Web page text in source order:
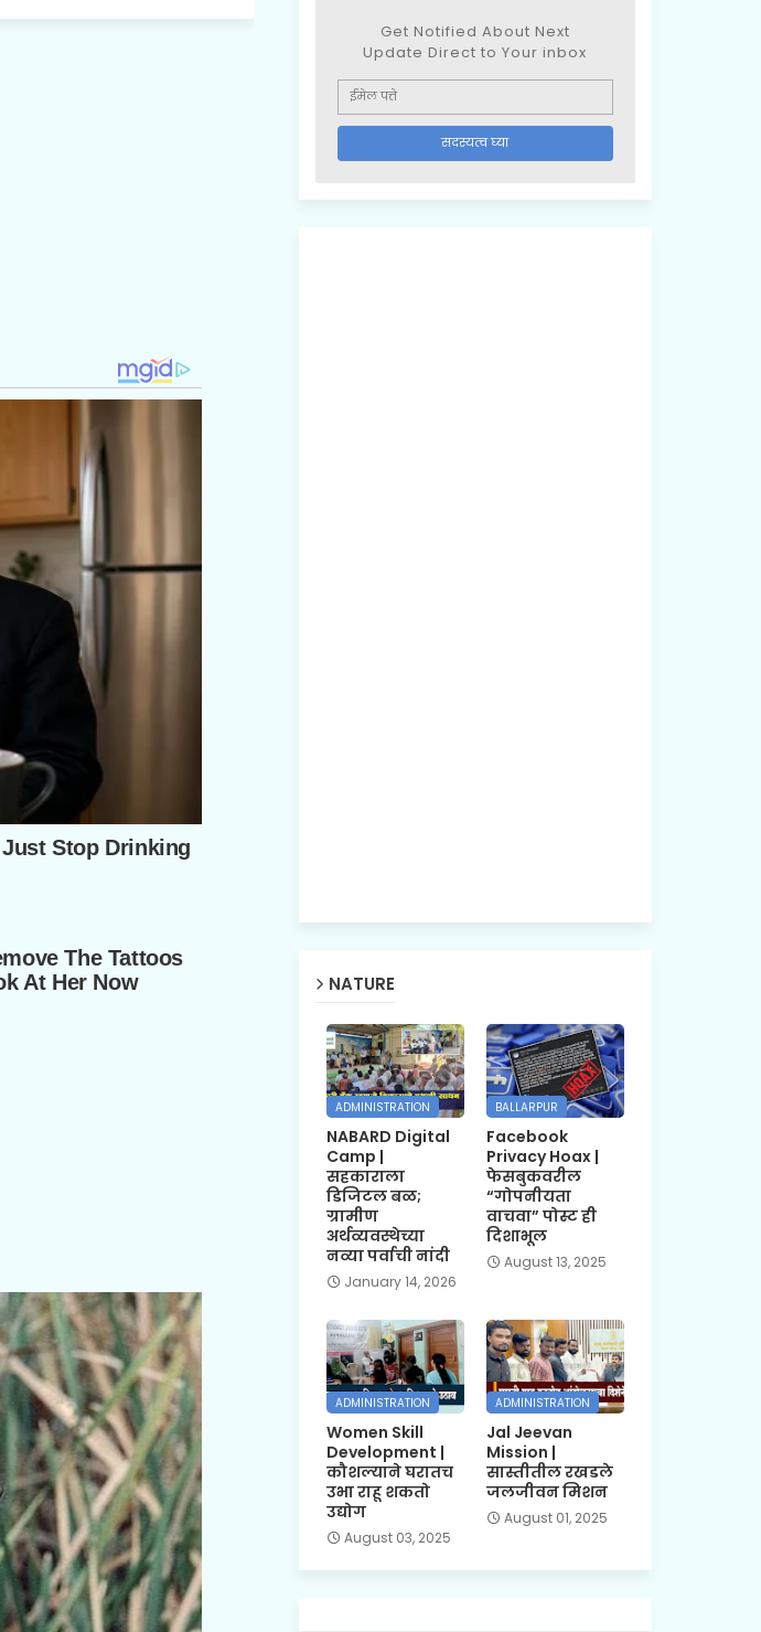
Get Notified About Next
Update Direct to Your inbox
NATURE
ADMINISTRATION
NABARD Digital
Camp |
सहकाराला
डिजिटल बळ;
ग्रामीण
अर्थव्यवस्थेच्या
नव्या पर्वाची नांदी
January 14, 2026
BALLARPUR
Facebook
Privacy Hoax |
फेसबुकवरील
“गोपनीयता
वाचवा” पोस्ट ही
दिशाभूल
August 13, 2025
ADMINISTRATION
Women Skill
Development |
कौशल्याने घरातच
उभा राहू शकतो
उद्योग
August 03, 2025
ADMINISTRATION
Jal Jeevan
Mission |
सास्तीतील रखडले
जलजीवन मिशन
August 01, 2025